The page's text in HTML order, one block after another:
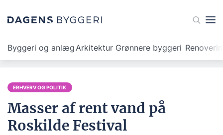
Byggeri og anlægArkitektur Grønnere byggeri
ERHVERV OG POLITIK
Masser af rent vand på
Roskilde Festival